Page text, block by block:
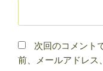
次回のコメント
前、メールアドレス